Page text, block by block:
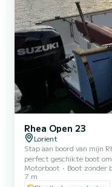
Rhea Open 23
Lorient
Stap aan boord van mijn
perfect geschikte boot
vanuit Lorient (droge haven van La Base).
bied ik een goed
Motorboot Boot zonder
7 m